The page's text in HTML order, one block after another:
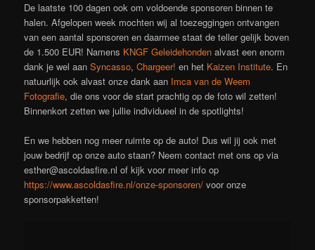
De laatste 100 dagen ook om voldoende sponsoren binnen te
halen. Afgelopen week mochten wij al toezeggingen ontvangen
van een aantal sponsoren en daarmee staat de teller gelijk boven
de 1.500 EUR! Namens KNGF Geleidehonden alvast een enorm
dank je wel aanSyncasso,Chargeer! en het Kaizen Institute. En
natuurlijk ook alvast onze dank aan Imca van de Weem
Fotografie, die ons voor de start prachtig op de foto wil zetten!
Binnenkort zetten we jullie individueel in de spotlights!
En we hebben nog meer ruimte op de auto! Dus wil jij ook met
jouw bedrijf op onze auto staan? Neem contact met ons op via
esther@ascoldasfire.nl of kijk voor meer info op
https://www.ascoldasfire.nl/onze-sponsoren/ voor onze
sponsorpakketten!